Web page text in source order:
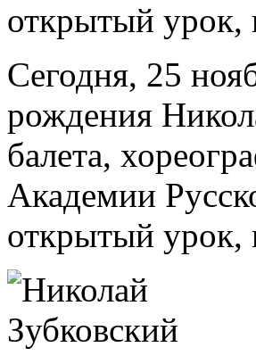
открытый урок,
Сегодня, 25
рождения
балета,
Академии
открытый урок,